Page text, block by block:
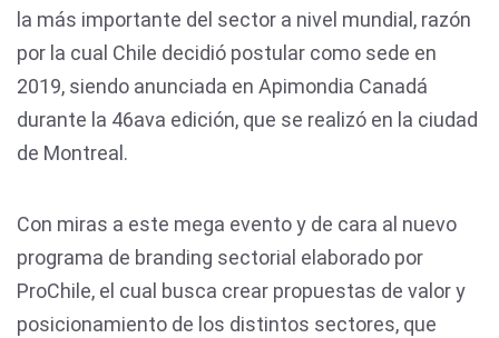
la más importante del sector a nivel mundial, razón
por la cual Chile decidió postular como sede en
2019, siendo anunciada en Apimondia Canadá
durante la 46ava edición, que se realizó en la ciudad
de Montreal.
Con miras a este mega evento y de cara al nuevo
programa de branding sectorial elaborado por
ProChile, el cual busca crear propuestas de valor y
posicionamiento de los distintos sectores, que